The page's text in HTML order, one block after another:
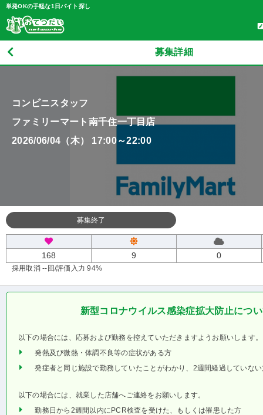
単発OKの手軽な1日バイト探し
募集詳細
コンビニスタッフ
ファミリーマート南千住一丁目店
2026/06/04（木） 17:00～22:00
募集終了
168 9 0
採用取消 --回/評価入力 94%
新型コロナウイルス感染症拡大防止につ
以下の場合には、応募および勤務を控えていただきますようお願いします。
発熱及び微熱・体調不良等の症状がある方
発症者と同じ施設で勤務していたことがわかり、2週間経過していな
以下の場合には、就業した店舗へご連絡をお願いします。
勤務日から2週間以内にPCR検査を受けた、もしくは罹患した方